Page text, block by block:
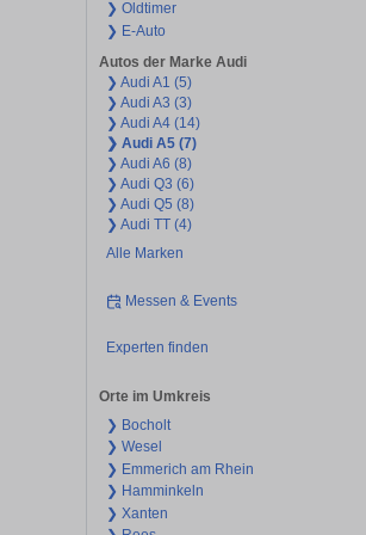
❯ Oldtimer
❯ E-Auto
Autos der Marke Audi
❯ Audi A1 (5)
❯ Audi A3 (3)
❯ Audi A4 (14)
❯ Audi A5 (7)
❯ Audi A6 (8)
❯ Audi Q3 (6)
❯ Audi Q5 (8)
❯ Audi TT (4)
Alle Marken
Messen & Events
Experten finden
Orte im Umkreis
❯ Bocholt
❯ Wesel
❯ Emmerich am Rhein
❯ Hamminkeln
❯ Xanten